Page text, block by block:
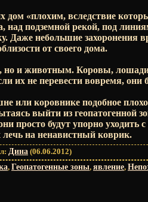
«плохим, вследствие
над подземной рекой, под
Даже небольшие
от своего дома.
но и животным. Коровы, лошади,
их не перевести вовремя, они
или коровнике подобное
выйти из геопатогенной
просто будут упорно уходить
лечь на ненавистный коврик.
: Дина (06.06.2012)
, Геопатогенные зоны, явление,